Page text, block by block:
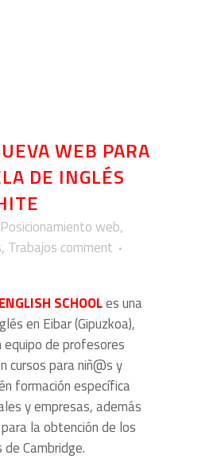
WEB PARA
DE INGLÉS
Posicionamiento web,
, Trabajos comment
SCHOOLes una
en Eibar (Gipuzkoa),
de profesores
cursos para niñ@s y
formación específica
y empresas, además
la obtención de los
Cambridge.